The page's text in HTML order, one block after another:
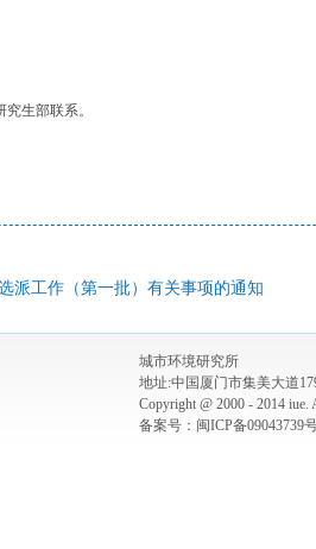
生部联系。
派工作（第一批）有关事项的通知
城市环境研究所
地址:中国厦门市集美大道
Copyright @ 2000 - 2014
备案号：闽ICP备09043739